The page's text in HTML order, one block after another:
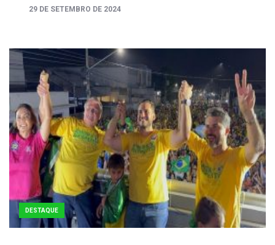
29 DE SETEMBRO DE 2024
DESTAQUE